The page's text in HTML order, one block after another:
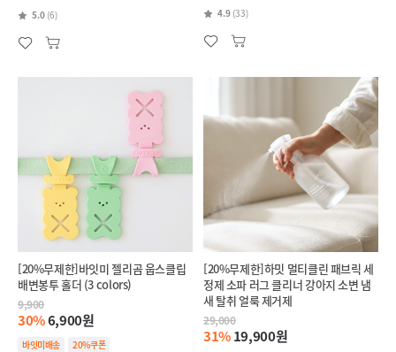
5.0 (6) 4.9 (33)
[20%무제한]바잇미 젤리곰 웁스클립
배변봉투 홀더 (3 colors)
9,900
30%6,900원
바잇미배송
20%쿠폰
[20%무제한]하밋 멀티클린 패브릭 세
정제 소파 러그 클리너 강아지 소변 냄
새 탈취 얼룩 제거제
29,000
31%19,900원